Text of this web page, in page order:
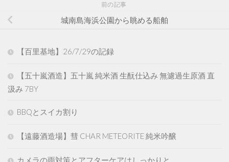
前の記事
城南島海浜公園から眺める船舶
【百里基地】26/7/29の記録
【五十嵐酒造】五十嵐 純米酒 生酛仕込み 無濾過生原酒 直
汲み 7BY
BBQとスイカ割り
【遠藤酒造場】彗 CHAR METEORITE 純米吟醸
カメラの雨対策とアフターケアはしっかりと